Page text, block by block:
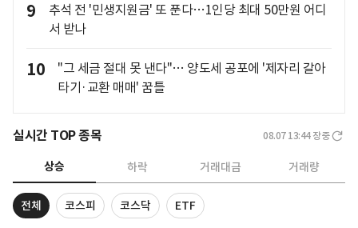
9
추석 전 '민생지원금' 또 푼다…1인당 최대 50만원 어디
서 받나
10
"그 세금 절대 못 낸다"… 양도세 공포에 '제자리 갈아
타기·교환 매매' 꿈틀
실시간 TOP 종목 08.07 13:44 장중
상승 하락 거래대금 거래량
전체 코스피 코스닥 ETF